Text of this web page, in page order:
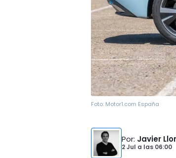
Foto: Motor1.com España
Por: Javier
2 Jul a las 06:00